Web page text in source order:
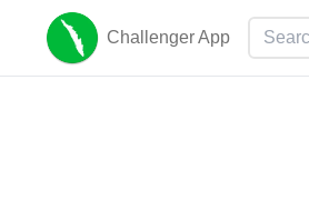
Challenger App